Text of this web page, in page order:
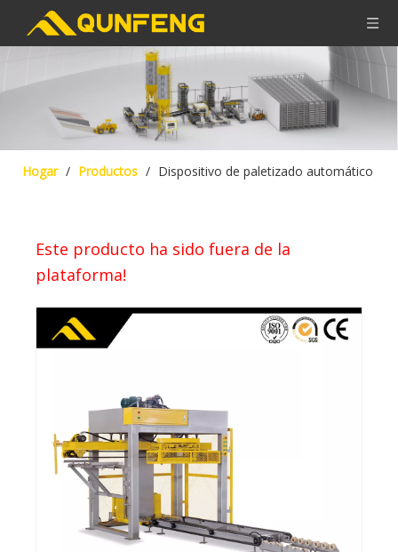
Hogar / Productos / Dispositivo de paletizado automático
Este producto ha sido fuera de la
plataforma!